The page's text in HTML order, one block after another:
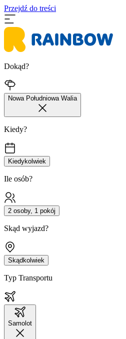
Przejdź do treści
Dokąd?
Nowa Południowa Walia
Kiedy?
Kiedykolwiek
Ile osób?
2 osoby, 1 pokój
Skąd wyjazd?
Skądkolwiek
Typ Transportu
Samolot